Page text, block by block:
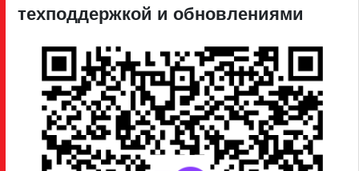
техподдержкой и обновлениями